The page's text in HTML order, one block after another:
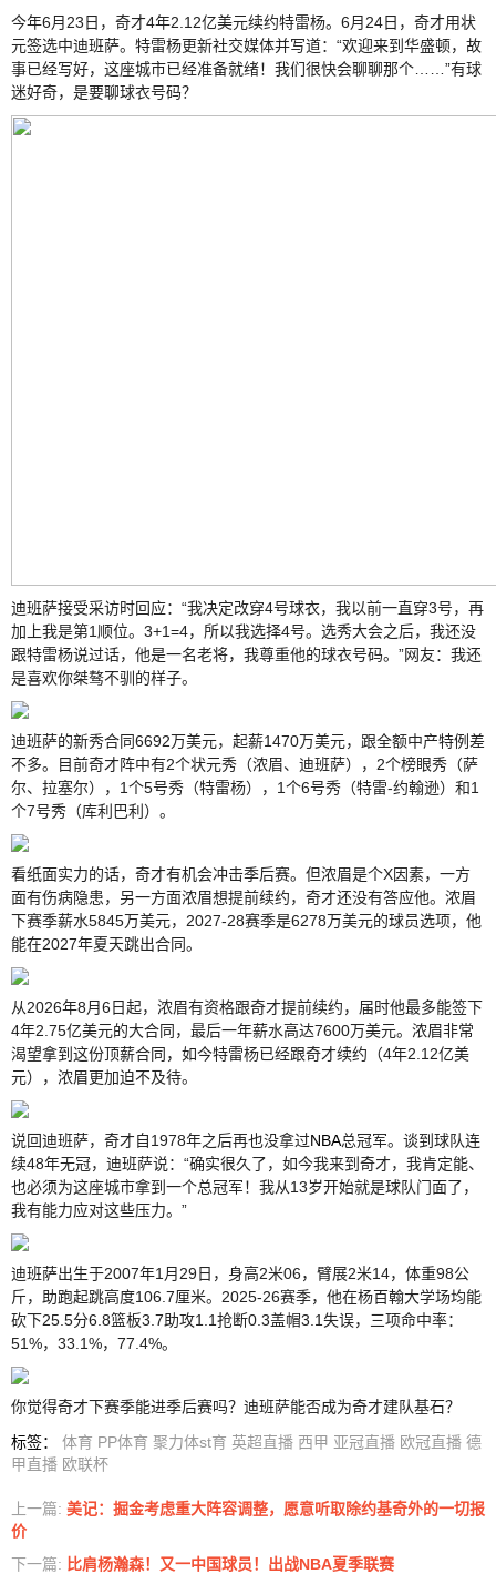
今年6月23日，奇才4年2.12亿美元续约特雷杨。6月24日，奇才用状
元签选中迪班萨。特雷杨更新社交媒体并写道：“欢迎来到华盛顿，故
事已经写好，这座城市已经准备就绪！我们很快会聊聊那个……”有球
迷好奇，是要聊球衣号码？
迪班萨接受采访时回应：“我决定改穿4号球衣，我以前一直穿3号，再
加上我是第1顺位。3+1=4，所以我选择4号。选秀大会之后，我还没
跟特雷杨说过话，他是一名老将，我尊重他的球衣号码。”网友：我还
是喜欢你桀骜不驯的样子。
迪班萨的新秀合同6692万美元，起薪1470万美元，跟全额中产特例差
不多。目前奇才阵中有2个状元秀（浓眉、迪班萨），2个榜眼秀（萨
尔、拉塞尔），1个5号秀（特雷杨），1个6号秀（特雷-约翰逊）和1
个7号秀（库利巴利）。
看纸面实力的话，奇才有机会冲击季后赛。但浓眉是个X因素，一方
面有伤病隐患，另一方面浓眉想提前续约，奇才还没有答应他。浓眉
下赛季薪水5845万美元，2027-28赛季是6278万美元的球员选项，他
能在2027年夏天跳出合同。
从2026年8月6日起，浓眉有资格跟奇才提前续约，届时他最多能签下
4年2.75亿美元的大合同，最后一年薪水高达7600万美元。浓眉非常
渴望拿到这份顶薪合同，如今特雷杨‌已经跟奇才续约（4年2.12亿美
元‌），浓眉更加迫不及待。
说回迪班萨，奇才自1978年之后再也没拿过NBA总冠军。谈到球队连
续48年无冠，迪班萨说：“确实很久了，如今我来到奇才，我肯定能、
也必须为这座城市拿到一个总冠军！我从13岁开始就是球队门面了，
我有能力应对这些压力。”
迪班萨出生于2007年1月29日，身高2米06，臂展2米14，体重98公
斤，助跑起跳高度106.7厘米。2025-26赛季，他在杨百翰大学场均能
砍下25.5分6.8篮板3.7助攻1.1抢断0.3盖帽3.1失误，三项命中率：
51%，33.1%，77.4%。
你觉得奇才下赛季能进季后赛吗？迪班萨能否成为奇才建队基石？
标签： 体育 PP体育 聚力体st育 英超直播 西甲 亚冠直播 欧冠直播 德
甲直播 欧联杯
上一篇: 美记：掘金考虑重大阵容调整，愿意听取除约基奇外的一切报
价
下一篇: 比肩杨瀚森！又一中国球员！出战NBA夏季联赛